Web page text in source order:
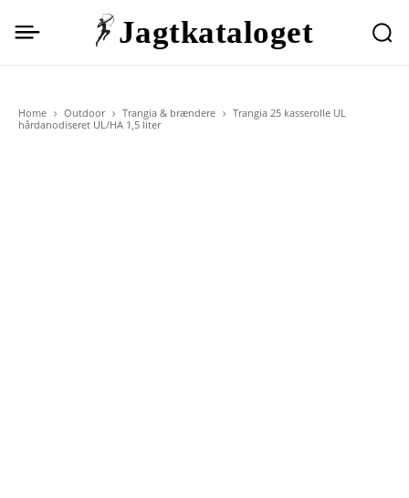
Jagtkataloget
Home Outdoor Trangia & brændere
Trangia 25 kasserolle UL
hårdanodiseret UL/HA 1,5 liter